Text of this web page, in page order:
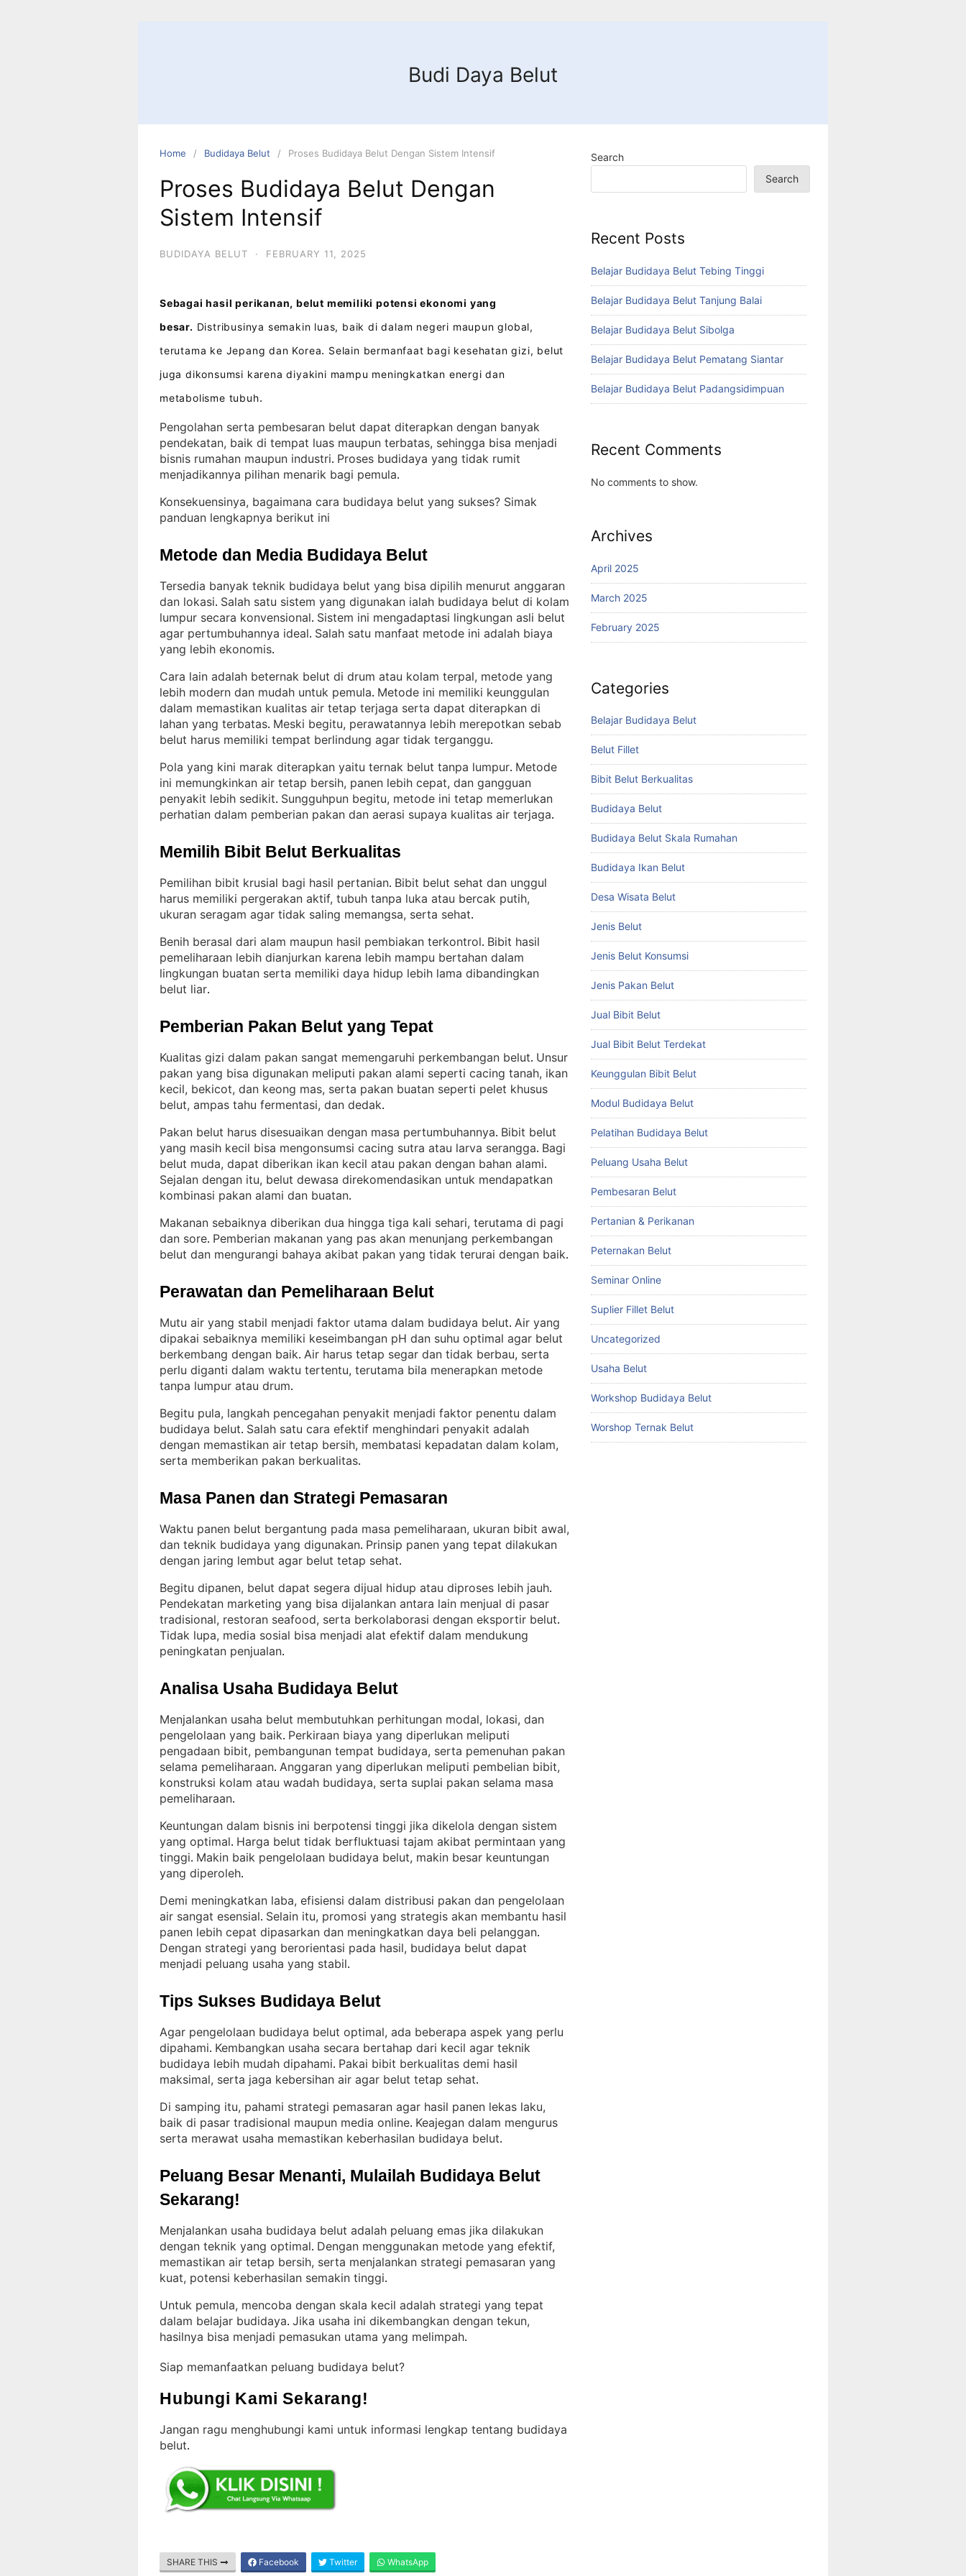
Budi Daya Belut
Home Budidaya Belut Proses Budidaya Belut Dengan Sistem Intensif
Proses Budidaya Belut Dengan
Sistem Intensif
BUDIDAYA BELUT · FEBRUARY 11, 2025
Sebagai hasil perikanan, belut memiliki potensi ekonomi yang
besar. Distribusinya semakin luas, baik di dalam negeri maupun global,
terutama ke Jepang dan Korea. Selain bermanfaat bagi kesehatan gizi, belut
juga dikonsumsi karena diyakini mampu meningkatkan energi dan
metabolisme tubuh.
Pengolahan serta pembesaran belut dapat diterapkan dengan banyak
pendekatan, baik di tempat luas maupun terbatas, sehingga bisa menjadi
bisnis rumahan maupun industri. Proses budidaya yang tidak rumit
menjadikannya pilihan menarik bagi pemula.
Konsekuensinya, bagaimana cara budidaya belut yang sukses? Simak
panduan lengkapnya berikut ini
Metode dan Media Budidaya Belut
Tersedia banyak teknik budidaya belut yang bisa dipilih menurut anggaran
dan lokasi. Salah satu sistem yang digunakan ialah budidaya belut di kolam
lumpur secara konvensional. Sistem ini mengadaptasi lingkungan asli belut
agar pertumbuhannya ideal. Salah satu manfaat metode ini adalah biaya
yang lebih ekonomis.
Cara lain adalah beternak belut di drum atau kolam terpal, metode yang
lebih modern dan mudah untuk pemula. Metode ini memiliki keunggulan
dalam memastikan kualitas air tetap terjaga serta dapat diterapkan di
lahan yang terbatas. Meski begitu, perawatannya lebih merepotkan sebab
belut harus memiliki tempat berlindung agar tidak terganggu.
Pola yang kini marak diterapkan yaitu ternak belut tanpa lumpur. Metode
ini memungkinkan air tetap bersih, panen lebih cepat, dan gangguan
penyakit lebih sedikit. Sungguhpun begitu, metode ini tetap memerlukan
perhatian dalam pemberian pakan dan aerasi supaya kualitas air terjaga.
Memilih Bibit Belut Berkualitas
Pemilihan bibit krusial bagi hasil pertanian. Bibit belut sehat dan unggul
harus memiliki pergerakan aktif, tubuh tanpa luka atau bercak putih,
ukuran seragam agar tidak saling memangsa, serta sehat.
Benih berasal dari alam maupun hasil pembiakan terkontrol. Bibit hasil
pemeliharaan lebih dianjurkan karena lebih mampu bertahan dalam
lingkungan buatan serta memiliki daya hidup lebih lama dibandingkan
belut liar.
Pemberian Pakan Belut yang Tepat
Kualitas gizi dalam pakan sangat memengaruhi perkembangan belut. Unsur
pakan yang bisa digunakan meliputi pakan alami seperti cacing tanah, ikan
kecil, bekicot, dan keong mas, serta pakan buatan seperti pelet khusus
belut, ampas tahu fermentasi, dan dedak.
Pakan belut harus disesuaikan dengan masa pertumbuhannya. Bibit belut
yang masih kecil bisa mengonsumsi cacing sutra atau larva serangga. Bagi
belut muda, dapat diberikan ikan kecil atau pakan dengan bahan alami
Sejalan dengan itu, belut dewasa direkomendasikan untuk mendapatkan
kombinasi pakan alami dan buatan.
Makanan sebaiknya diberikan dua hingga tiga kali sehari, terutama di pagi
dan sore. Pemberian makanan yang pas akan menunjang perkembangan
belut dan mengurangi bahaya akibat pakan yang tidak terurai dengan baik.
Perawatan dan Pemeliharaan Belut
Mutu air yang stabil menjadi faktor utama dalam budidaya belut. Air yang
dipakai sebaiknya memiliki keseimbangan pH dan suhu optimal agar belut
berkembang dengan baik. Air harus tetap segar dan tidak berbau, serta
perlu diganti dalam waktu tertentu, terutama bila menerapkan metode
tanpa lumpur atau drum.
Begitu pula, langkah pencegahan penyakit menjadi faktor penentu dalam
budidaya belut. Salah satu cara efektif menghindari penyakit adalah
dengan memastikan air tetap bersih, membatasi kepadatan dalam kolam,
serta memberikan pakan berkualitas.
Masa Panen dan Strategi Pemasaran
Waktu panen belut bergantung pada masa pemeliharaan, ukuran bibit awal,
dan teknik budidaya yang digunakan. Prinsip panen yang tepat dilakukan
dengan jaring lembut agar belut tetap sehat.
Begitu dipanen, belut dapat segera dijual hidup atau diproses lebih jauh
Pendekatan marketing yang bisa dijalankan antara lain menjual di pasar
tradisional, restoran seafood, serta berkolaborasi dengan eksportir belut
Tidak lupa, media sosial bisa menjadi alat efektif dalam mendukung
peningkatan penjualan.
Analisa Usaha Budidaya Belut
Menjalankan usaha belut membutuhkan perhitungan modal, lokasi, dan
pengelolaan yang baik. Perkiraan biaya yang diperlukan meliputi
pengadaan bibit, pembangunan tempat budidaya, serta pemenuhan pakan
selama pemeliharaan. Anggaran yang diperlukan meliputi pembelian bibit,
konstruksi kolam atau wadah budidaya, serta suplai pakan selama masa
pemeliharaan.
Keuntungan dalam bisnis ini berpotensi tinggi jika dikelola dengan sistem
yang optimal. Harga belut tidak berfluktuasi tajam akibat permintaan yang
tinggi. Makin baik pengelolaan budidaya belut, makin besar keuntungan
yang diperoleh.
Demi meningkatkan laba, efisiensi dalam distribusi pakan dan pengelolaan
air sangat esensial. Selain itu, promosi yang strategis akan membantu hasil
panen lebih cepat dipasarkan dan meningkatkan daya beli pelanggan
Dengan strategi yang berorientasi pada hasil, budidaya belut dapat
menjadi peluang usaha yang stabil.
Tips Sukses Budidaya Belut
Agar pengelolaan budidaya belut optimal, ada beberapa aspek yang perlu
dipahami. Kembangkan usaha secara bertahap dari kecil agar teknik
budidaya lebih mudah dipahami. Pakai bibit berkualitas demi hasil
maksimal, serta jaga kebersihan air agar belut tetap sehat.
Di samping itu, pahami strategi pemasaran agar hasil panen lekas laku,
baik di pasar tradisional maupun media online. Keajegan dalam mengurus
serta merawat usaha memastikan keberhasilan budidaya belut.
Peluang Besar Menanti, Mulailah Budidaya Belut
Sekarang!
Menjalankan usaha budidaya belut adalah peluang emas jika dilakukan
dengan teknik yang optimal. Dengan menggunakan metode yang efektif,
memastikan air tetap bersih, serta menjalankan strategi pemasaran yang
kuat, potensi keberhasilan semakin tinggi.
Untuk pemula, mencoba dengan skala kecil adalah strategi yang tepat
dalam belajar budidaya. Jika usaha ini dikembangkan dengan tekun,
hasilnya bisa menjadi pemasukan utama yang melimpah.
Siap memanfaatkan peluang budidaya belut?
Hubungi Kami Sekarang!
Jangan ragu menghubungi kami untuk informasi lengkap tentang budidaya
belut.
SHARE THIS Facebook Twitter WhatsApp
Search
Search
Recent Posts
Belajar Budidaya Belut Tebing Tinggi
Belajar Budidaya Belut Tanjung Balai
Belajar Budidaya Belut Sibolga
Belajar Budidaya Belut Pematang Siantar
Belajar Budidaya Belut Padangsidimpuan
Recent Comments
No comments to show.
Archives
April 2025
March 2025
February 2025
Categories
Belajar Budidaya Belut
Belut Fillet
Bibit Belut Berkualitas
Budidaya Belut
Budidaya Belut Skala Rumahan
Budidaya Ikan Belut
Desa Wisata Belut
Jenis Belut
Jenis Belut Konsumsi
Jenis Pakan Belut
Jual Bibit Belut
Jual Bibit Belut Terdekat
Keunggulan Bibit Belut
Modul Budidaya Belut
Pelatihan Budidaya Belut
Peluang Usaha Belut
Pembesaran Belut
Pertanian & Perikanan
Peternakan Belut
Seminar Online
Suplier Fillet Belut
Uncategorized
Usaha Belut
Workshop Budidaya Belut
Worshop Ternak Belut